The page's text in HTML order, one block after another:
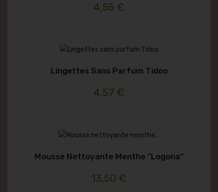
4,55 €
Lingettes Sans Parfum Tidoo
4,57 €
Mousse Nettoyante Menthe "logona"
13,50 €